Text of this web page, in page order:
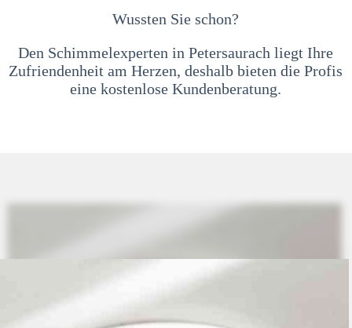
Wussten Sie schon?
Den Schimmelexperten in Petersaurach liegt Ihre
Zufriendenheit am Herzen, deshalb bieten die Profis
eine kostenlose Kundenberatung.